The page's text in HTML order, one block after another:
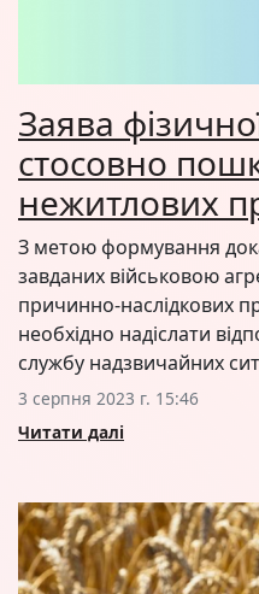
Заява
стосовно
нежитлових
З метою формування
завданих військовою
причинно-наслідкових
необхідно надіслати
службу надзвичайних
3 серпня 2023 г. 15:46
Читати далі